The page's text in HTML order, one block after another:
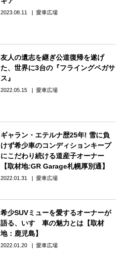
2023.08.11 愛車広場
友人の遺志を継ぎ公道復帰を遂げ
た、世界に3台の『フライングペガサ
ス』
2022.05.15 愛車広場
ギャラン・エテルナ歴25年! 雪に負
けず希少車のコンディションキープ
にこだわり続ける道産子オーナー
【取材地:GR Garage札幌厚別通】
2022.01.31 愛車広場
希少SUVミューを愛するオーナーが
語る、いすゞ車の魅力とは【取材
地：鹿児島】
2022.01.20 愛車広場